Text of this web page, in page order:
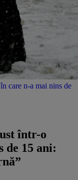
care n-a mai nins de
într-o
de 15 ani: